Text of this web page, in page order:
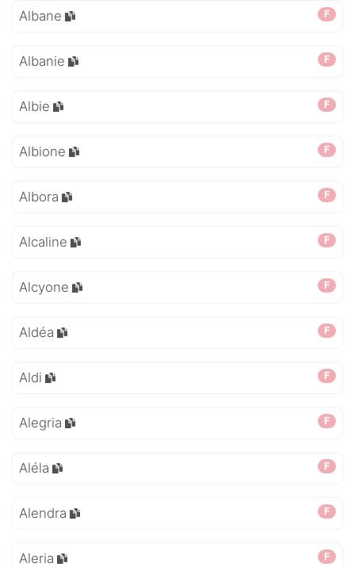
F
Albane
F
Albanie
F
Albie
F
Albione
F
Albora
F
Alcaline
F
Alcyone
F
Aldéa
F
Aldi
F
Alegria
F
Aléla
F
Alendra
F
Aleria